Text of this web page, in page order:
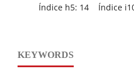
Índice h5: 14 Índice
KEYWORDS